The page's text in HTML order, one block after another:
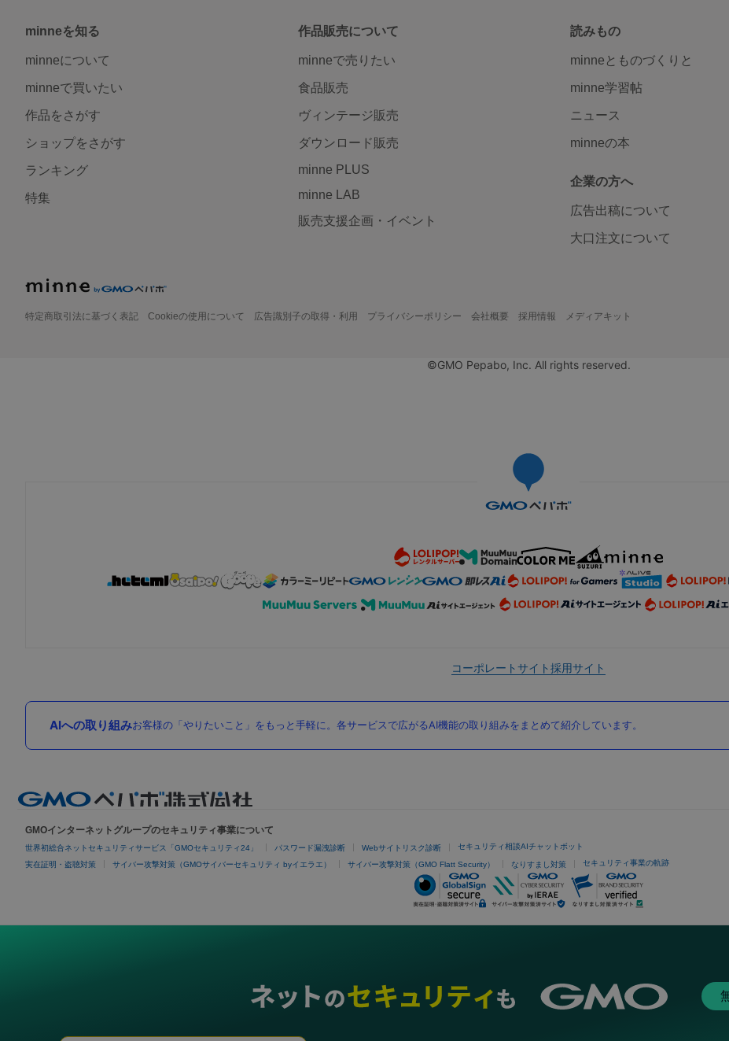
minneを知る
minneについて
minneで買いたい
作品をさがす
ショップをさがす
ランキング
特集
作品販売について
minneで売りたい
食品販売
ヴィンテージ販売
ダウンロード販売
minne PLUS
minne LAB
販売支援企画・イベント
読みもの
minneとものづくりと
minne学習帖
ニュース
minneの本
企業の方へ
広告出稿について
大口注文について
特定商取引法に基づく表記 Cookieの使用について 広告識別子の取得・利用 プライバシーポリシー 会社概要 採用情報 メディアキット
©GMO Pepabo, Inc. All rights reserved.
コーポレートサイト採用サイト
AIへの取り組みお客様の「やりたいこと」をもっと手軽に。各サービスで広がるAI機能の取り組みをまとめて紹介しています。
GMOインターネットグループのセキュリティ事業について
世界初総合ネットセキュリティサービス「GMOセキュリティ24」 パスワード漏洩診断 Webサイトリスク診断 セキュリティ相談AIチャットボット
実在証明・盗聴対策 サイバー攻撃対策（GMOサイバーセキュリティ byイエラエ） サイバー攻撃対策（GMO Flatt Security） なりすまし対策 セキュリティ事業の軌跡